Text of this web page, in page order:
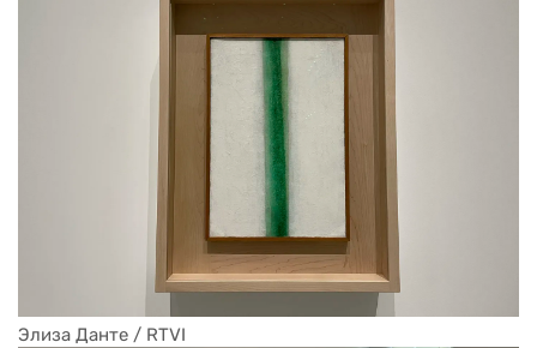
Элиза Данте / RTVI